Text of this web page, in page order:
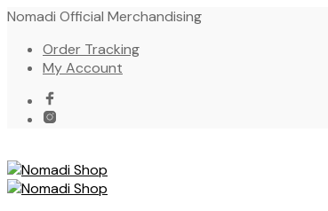
Nomadi Official Merchandising
Order Tracking
My Account